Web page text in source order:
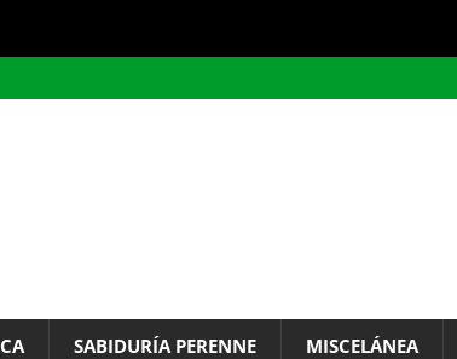
SABIDURÍA PERENNE MISCELÁNEA